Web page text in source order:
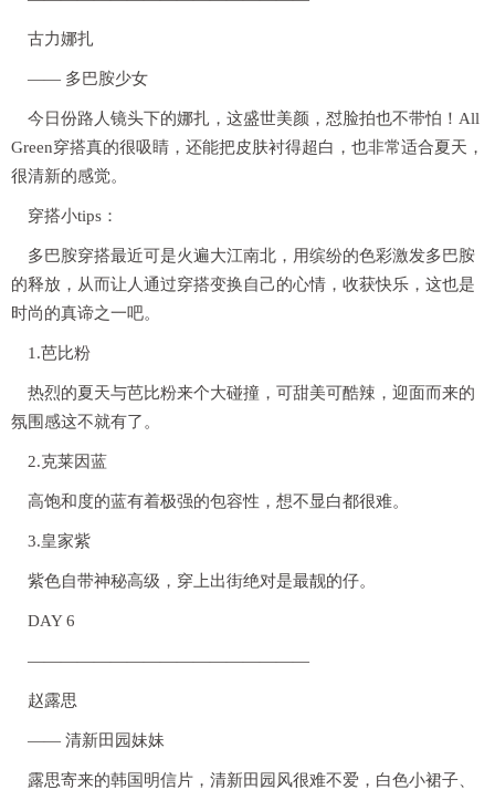
古力娜扎
—— 多巴胺少女
今日份路人镜头下的娜扎，这盛世美颜，怼脸拍也不带怕！All
Green穿搭真的很吸睛，还能把皮肤衬得超白，也非常适合夏天，
很清新的感觉。
穿搭小tips：
多巴胺穿搭最近可是火遍大江南北，用缤纷的色彩激发多巴胺
的释放，从而让人通过穿搭变换自己的心情，收获快乐，这也是
时尚的真谛之一吧。
1.芭比粉
热烈的夏天与芭比粉来个大碰撞，可甜美可酷辣，迎面而来的
氛围感这不就有了。
2.克莱因蓝
高饱和度的蓝有着极强的包容性，想不显白都很难。
3.皇家紫
紫色自带神秘高级，穿上出街绝对是最靓的仔。
DAY 6
—————————————————
赵露思
—— 清新田园妹妹
露思寄来的韩国明信片，清新田园风很难不爱，白色小裙子、